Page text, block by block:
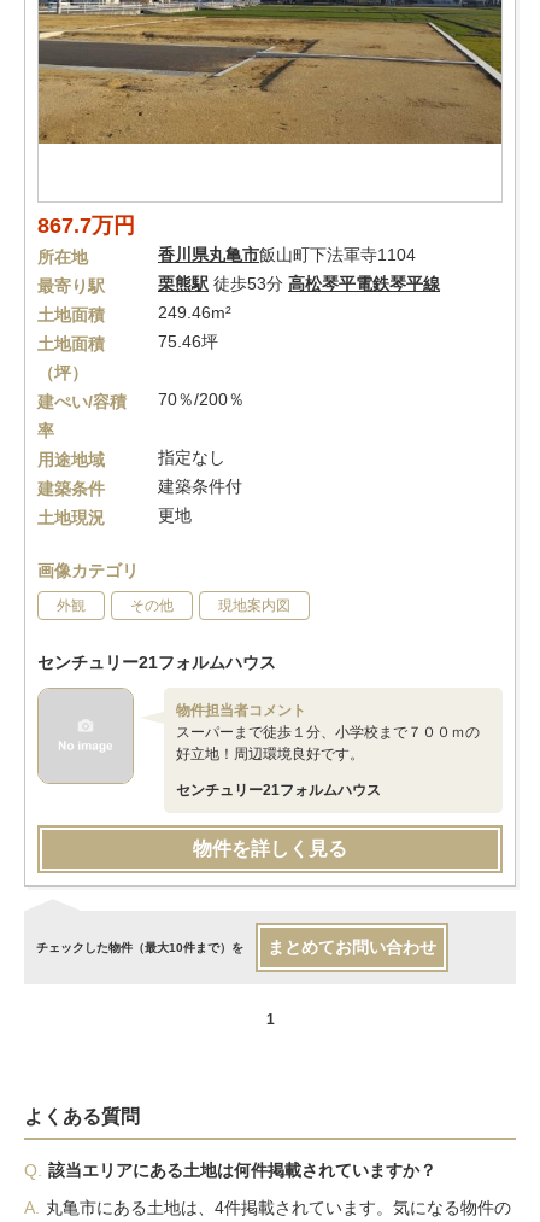
867.7万円
所在地 香川県丸亀市飯山町下法軍寺1104
最寄り駅
栗熊駅 徒歩53分 高松琴平電鉄琴平線
土地面積
249.46m²
土地面積
（坪）
75.46坪
建ぺい/容積
率
70％/200％
用途地域
指定なし
建築条件
建築条件付
土地現況
更地
画像カテゴリ
外観 その他 現地案内図
センチュリー21フォルムハウス
物件担当者コメント
スーパーまで徒歩１分、小学校まで７００ｍの
好立地！周辺環境良好です。
センチュリー21フォルムハウス
物件を詳しく見る
チェックした物件（最大10件まで）を まとめてお問い合わせ
1
よくある質問
Q.
該当エリアにある土地は何件掲載されていますか？
A.
丸亀市にある土地は、4件掲載されています。気になる物件の